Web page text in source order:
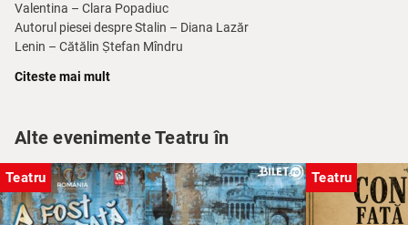
Valentina – Clara Popadiuc
Autorul piesei despre Stalin – Diana Lazăr
Lenin – Cătălin Ștefan Mîndru
Hrușciov – Cristina Florea
Al doilea paznic – Iulian Burciu
Primul Stalin tânăr – Alexandru Marin
Al doilea Stalin tânăr – Bogdan Amurăriței
Pian – Johannes Raimund Onesciuc
Citeste mai mult
Alte evenimente Teatru în
Teatru Teatru